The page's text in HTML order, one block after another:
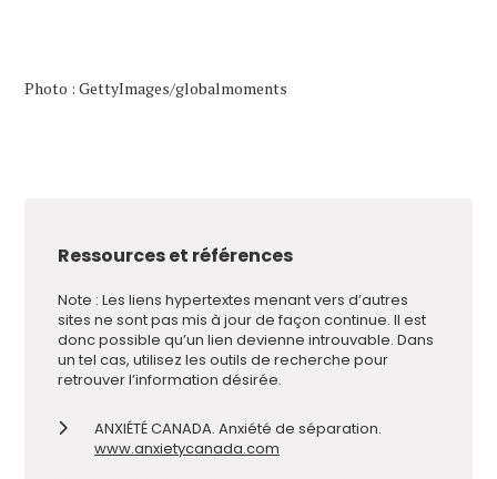
Photo : GettyImages/globalmoments
Ressources et références
Note : Les liens hypertextes menant vers d’autres
sites ne sont pas mis à jour de façon continue. Il est
donc possible qu’un lien devienne introuvable. Dans
un tel cas, utilisez les outils de recherche pour
retrouver l’information désirée.
ANXIÉTÉ CANADA. Anxiété de séparation.
www.anxietycanada.com